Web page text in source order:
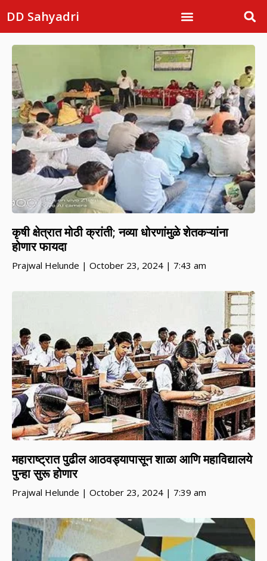
DD Sahyadri
कृषी क्षेत्रात मोठी क्रांती; नव्या धोरणांमुळे शेतकऱ्यांना
होणार फायदा
Prajwal Helunde October 23, 2024 7:43 am
महाराष्ट्रात पुढील आठवड्यापासून शाळा आणि महाविद्यालये
पुन्हा सुरू होणार
Prajwal Helunde October 23, 2024 7:39 am